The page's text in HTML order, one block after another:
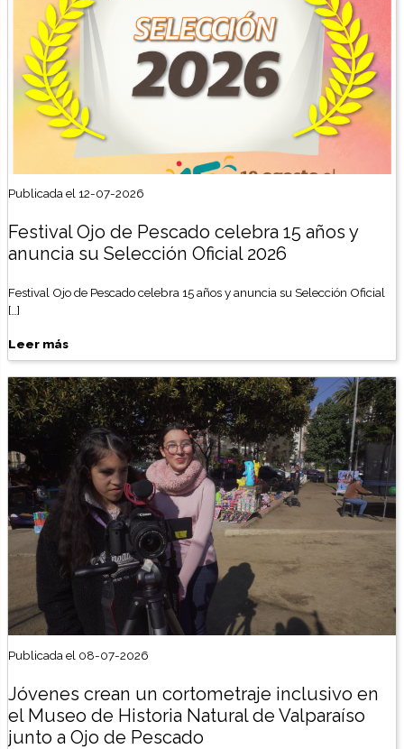
Publicada el 12-07-2026
Festival Ojo de Pescado celebra 15 años y
anuncia su Selección Oficial 2026
Festival Ojo de Pescado celebra 15 años y anuncia su Selección Oficial
[…]
Leer más
Publicada el 08-07-2026
Jóvenes crean un cortometraje inclusivo en
el Museo de Historia Natural de Valparaíso
junto a Ojo de Pescado